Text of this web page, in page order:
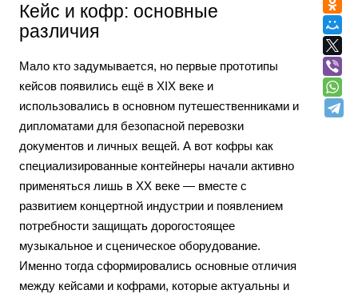
Кейс и кофр: основные
различия
Мало кто задумывается, но первые прототипы
кейсов появились ещё в XIX веке и
использовались в основном путешественниками и
дипломатами для безопасной перевозки
документов и личных вещей. А вот кофры как
специализированные контейнеры начали активно
применяться лишь в XX веке — вместе с
развитием концертной индустрии и появлением
потребности защищать дорогостоящее
музыкальное и сценическое оборудование.
Именно тогда сформировались основные отличия
между кейсами и кофрами, которые актуальны и